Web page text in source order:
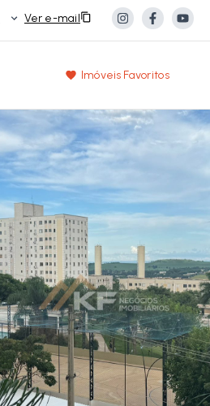
Ver e-mail
Imóveis Favoritos